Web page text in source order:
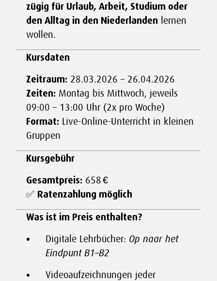
zügig für Urlaub, Arbeit, Studium oder
den Alltag in den Niederlanden lernen
wollen.
Kursdaten
Zeitraum: 28.03.2026 – 26.04.2026
Zeiten: Montag bis Mittwoch, jeweils
09:00 – 13:00 Uhr (2x pro Woche)
Format: Live-Online-Unterricht in kleinen
Gruppen
Kursgebühr
Gesamtpreis: 658 €
✅ Ratenzahlung möglich
Was ist im Preis enthalten?
Digitale Lehrbücher: Op naar het
Eindpunt B1–B2
Videoaufzeichnungen jeder